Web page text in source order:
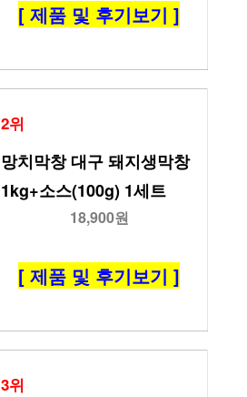
[ 제품 및 후기보기 ]
2위
망치막창 대구 돼지생막창
1kg+소스(100g) 1세트
18,900원
[ 제품 및 후기보기 ]
3위